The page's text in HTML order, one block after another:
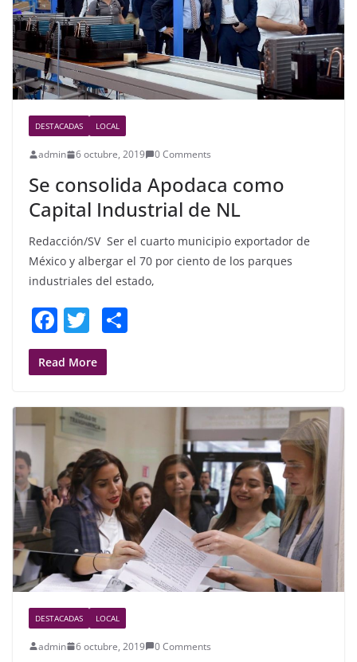
k
DESTACADAS LOCAL
admin 6 octubre, 2019 0 Comments
Se consolida Apodaca como
Capital Industrial de NL
Redacción/SV Ser el cuarto municipio exportador de
México y albergar el 70 por ciento de los parques
industriales del estado,
F
a
c
b
o
o
k
T
w
itt
Read More
DESTACADAS LOCAL
admin 6 octubre, 2019 0 Comments